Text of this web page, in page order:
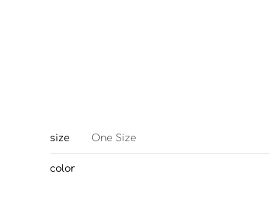
size One Size
color